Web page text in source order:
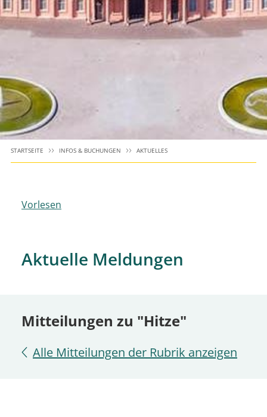
STARTSEITE INFOS & BUCHUNGEN AKTUELLES
Vorlesen
Aktuelle Meldungen
Mitteilungen zu "Hitze"
Alle Mitteilungen der Rubrik anzeigen